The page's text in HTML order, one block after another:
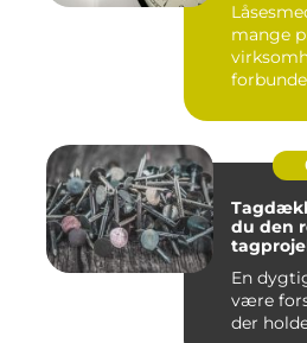
mange
du den
En
være
der